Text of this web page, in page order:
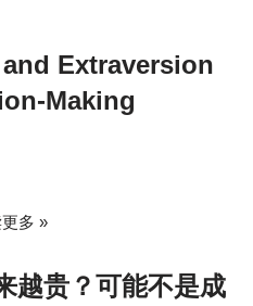
Extraversion
Making
多 »
越贵？可能不是成